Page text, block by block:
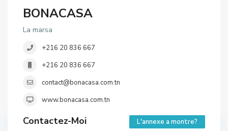
BONACASA
La marsa
+216 20 836 667
+216 20 836 667
contact@bonacasa.com.tn
www.bonacasa.com.tn
Contactez-Moi L'annexe a montre?